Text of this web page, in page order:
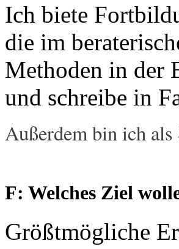
Ich biete
die im
Methoden in der
und schreibe in
Außerdem bin ich
F: Welches Ziel
Größtmögliche